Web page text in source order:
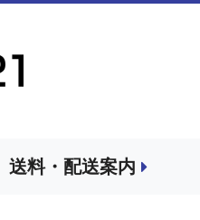
送料・配送案内